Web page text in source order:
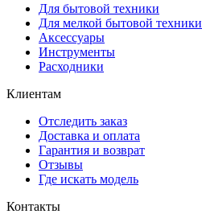
Для бытовой техники
Для мелкой бытовой техники
Аксессуары
Инструменты
Расходники
Клиентам
Отследить заказ
Доставка и оплата
Гарантия и возврат
Отзывы
Где искать модель
Контакты